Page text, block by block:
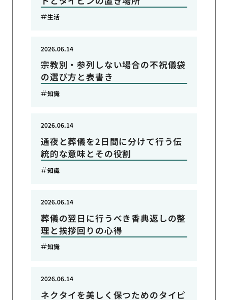
生活
宗教別・参列しない場合の不祝儀袋
の選び方と表書き
2026.06.14
知識
通夜と葬儀を2日間に分けて行う伝
統的な意味とその役割
2026.06.14
知識
葬儀の翌日に行うべき香典返しの整
理と挨拶回りの心得
2026.06.14
知識
ネクタイを美しく保つためのタイピ
2026.06.14